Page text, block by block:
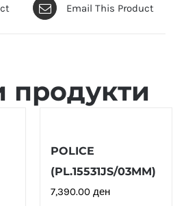
Email This Product
продукти
POLICE
(PL.15531JS/03MM)
7,390.00 ден